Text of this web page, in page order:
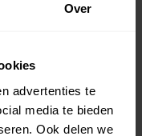
Over
advertenties te
media te bieden
Ook delen we
Dit
van nieuwe